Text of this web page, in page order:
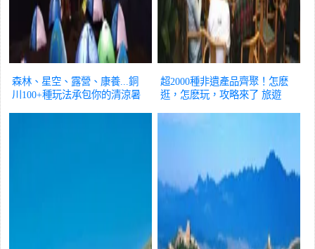
森林、星空、露營、康養...銅
川100+種玩法承包你的清涼暑
超2000種非遺產品齊聚！怎麽
逛，怎麽玩，攻略來了 旅遊